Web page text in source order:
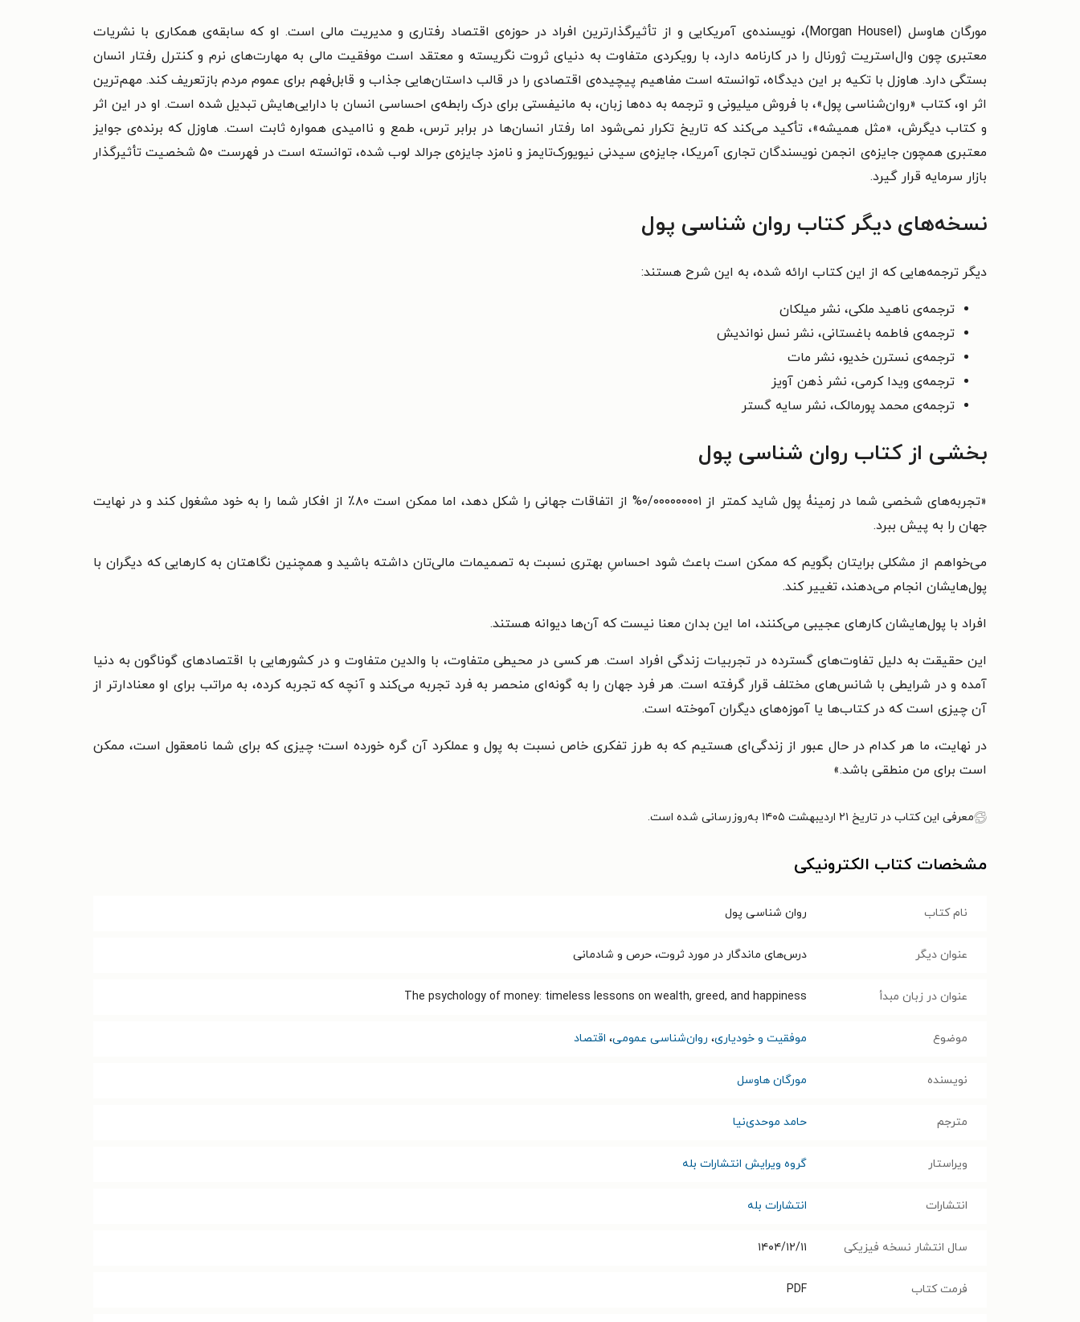
مورگان هاوسل (Morgan Housel)، نویسنده‌ی آمریکایی و از تأثیرگذارترین افراد در حوزه‌ی اقتصاد رفتاری و مدیریت مالی است. او که سابقه‌ی همکاری با نشریات
معتبری چون وال‌استریت ژورنال را در کارنامه دارد، با رویکردی متفاوت به دنیای ثروت نگریسته و معتقد است موفقیت مالی به مهارت‌های نرم و کنترل رفتار انسان
بستگی دارد. هاوزل با تکیه بر این دیدگاه، توانسته است مفاهیم پیچیده‌ی اقتصادی را در قالب داستان‌هایی جذاب و قابل‌فهم برای عموم مردم بازتعریف کند. مهم‌ترین
اثر او، کتاب «روان‌شناسی پول»، با فروش میلیونی و ترجمه به ده‌ها زبان، به مانیفستی برای درک رابطه‌ی احساسی انسان با دارایی‌هایش تبدیل شده است. او در این اثر
و کتاب دیگرش، «مثل همیشه»، تأکید می‌کند که تاریخ تکرار نمی‌شود اما رفتار انسان‌ها در برابر ترس، طمع و ناامیدی همواره ثابت است. هاوزل که برنده‌ی جوایز
معتبری همچون جایزه‌ی انجمن نویسندگان تجاری آمریکا، جایزه‌ی سیدنی نیویورک‌تایمز و نامزد جایزه‌ی جرالد لوب شده، توانسته است در فهرست ۵۰ شخصیت تأثیرگذار
بازار سرمایه قرار گیرد.
نسخه‌های دیگر کتاب روان شناسی پول
دیگر ترجمه‌هایی که از این کتاب ارائه شده، به این شرح هستند:
ترجمه‌ی ناهید ملکی، نشر میلکان
ترجمه‌ی فاطمه باغستانی، نشر نسل نواندیش
ترجمه‌ی نسترن خدیو، نشر مات
ترجمه‌ی ویدا کرمی، نشر ذهن آویز
ترجمه‌ی محمد پورمالک، نشر سایه گستر
بخشی از کتاب روان شناسی پول
«
تجربه‌های شخصی شما در زمینۀ پول شاید کمتر از ۰/۰۰۰۰۰۰۰۰۱% از اتفاقات جهانی را شکل دهد، اما ممکن است ۸۰٪ از افکار شما را به خود مشغول کند و در نهایت
جهان را به پیش ببرد.
می‌خواهم از مشکلی برایتان بگویم که ممکن است باعث شود احساسِ بهتری نسبت به تصمیمات مالی‌تان داشته باشید و همچنین نگاهتان به کارهایی که دیگران با
پول‌هایشان انجام می‌دهند، تغییر کند.
افراد با پول‌هایشان کارهای عجیبی می‌کنند، اما این بدان معنا نیست که آن‌ها دیوانه هستند.
این حقیقت به دلیل تفاوت‌های گسترده در تجربیات زندگی افراد است. هر کسی در محیطی متفاوت، با والدین متفاوت و در کشورهایی با اقتصادهای گوناگون به دنیا
آمده و در شرایطی با شانس‌های مختلف قرار گرفته است. هر فرد جهان را به گونه‌ای منحصر به فرد تجربه می‌کند و آنچه که تجربه کرده، به مراتب برای او معنادارتر از
آن چیزی است که در کتاب‌ها یا آموزه‌های دیگران آموخته است.
در نهایت، ما هر کدام در حال عبور از زندگی‌ای هستیم که به طرز تفکری خاص نسبت به پول و عملکرد آن گره خورده است؛ چیزی که برای شما نامعقول است، ممکن
است برای من منطقی باشد.»
معرفی این کتاب در تاریخ ۲۱ اردیبهشت ۱۴۰۵ به‌روزرسانی شده است.
مشخصات کتاب الکترونیکی
نام کتاب روان شناسی پول
عنوان دیگر درس‌های ماندگار در مورد ثروت، حرص و شادمانی
عنوان در زبان مبدأ The psychology of money: timeless lessons on wealth, greed, and happiness
موضوع موفقیت و خودیاری، روان‌شناسی عمومی، اقتصاد
نویسنده مورگان هاوسل
مترجم حامد موحدی‌نیا
ویراستار گروه ویرایش انتشارات بله
انتشارات انتشارات بله
سال انتشار نسخه فیزیکی ۱۴۰۴/۱۲/۱۱
فرمت کتاب PDF